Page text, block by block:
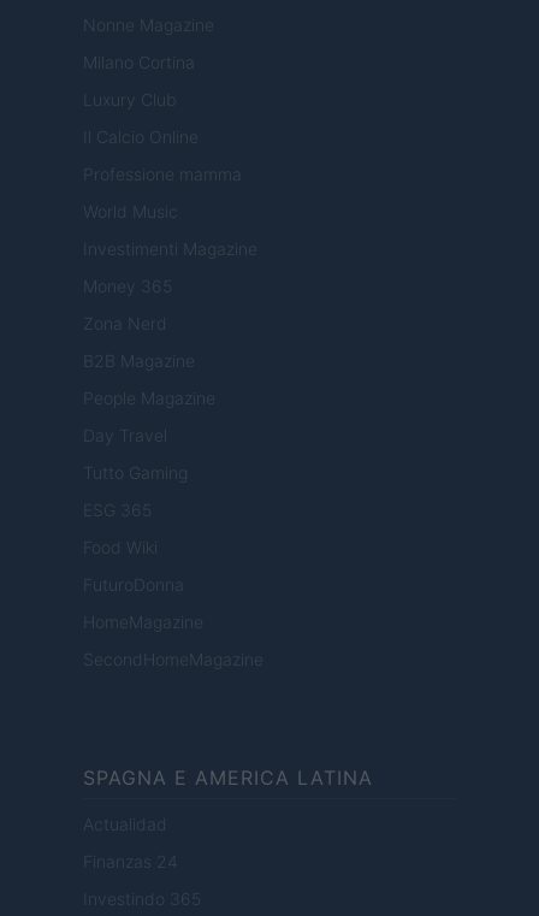
Nonne Magazine
Milano Cortina
Luxury Club
Il Calcio Online
Professione mamma
World Music
Investimenti Magazine
Money 365
Zona Nerd
B2B Magazine
People Magazine
Day Travel
Tutto Gaming
ESG 365
Food Wiki
FuturoDonna
HomeMagazine
SecondHomeMagazine
SPAGNA E AMERICA LATINA
Actualidad
Finanzas 24
Investindo 365